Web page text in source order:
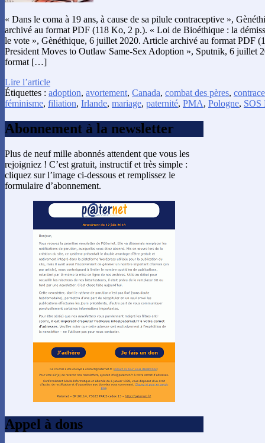
« Dans le coma à 19 ans, à cause de sa pilule contraceptive »,
archivé au format PDF (118 Ko, 2 p.). « Loi de Bioéthique : la
le vote », Gènéthique, 6 juillet 2020. Article archivé au format PDF
President Moves to Outlaw Same-Sex Adoption », Sputnik, 6 juillet
format […]
Lire l’article
Étiquettes : adoption, avortement, Canada, combat des pères,
féminisme, filiation, Irlande, mariage, paternité, PMA, Pologne, SOS
Abonnement à la newsletter
Plus de neuf mille abonnés attendent que vous les
rejoigniez ! C’est gratuit, instructif et très simple :
cliquez sur l’image ci-dessous et remplissez le
formulaire d’abonnement.
Appel à dons